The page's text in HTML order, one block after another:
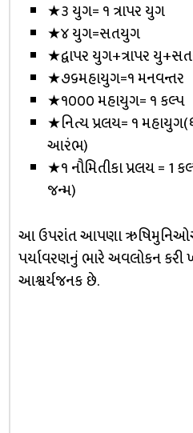
★૩ યુગ= ૧ ત્રાપર યુગ
★૪ યુગ=સતયુગ
★દ્વાપર યુગ+ત્રાપર
★૭૬મહાયુગ=૧ મનવન્તર
★૧૦૦૦ મહાયુગ= ૧ કલ્પ
★નિત્ય પ્રલય= ૧
આરંભ)
★૧ નૌમિતીકા પ્રલય =
જન્મ)
આ ઉપરાંત આપણા
પર્યાવરણનું ભારે અવલોકન કરી
આશ્વર્યજનક છે.